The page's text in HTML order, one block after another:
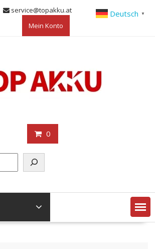
service@topakku.at
Mein Konto
0
Deutsch ▼